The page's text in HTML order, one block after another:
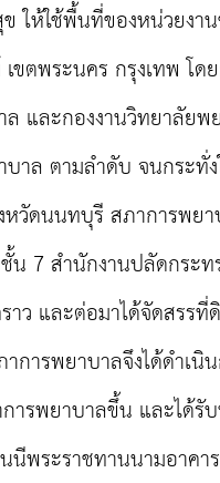
ให้ใช้พื้นที่ของหน่วยงา
ขตพระนคร กรุงเทพ โ
และกองงานวิทยาลัย
าล ตามลำดับ จนกระทั่
วัดนนทบุรี สภาการพย
น 7 สำนักงานปลัดกระ
ว และต่อมาได้จัดสรรที่
การพยาบาลจึงได้ดำเ
ารพยาบาลขึ้น และได้
นีพระราชทานนามอาค